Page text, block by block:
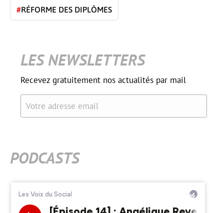
#RÉFORME DES DIPLÔMES
LES NEWSLETTERS
Recevez gratuitement nos actualités par mail
Votre adresse email
PODCASTS